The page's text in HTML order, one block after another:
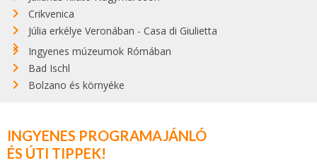
Crikvenica
Júlia erkélye Veronában - Casa di Giulietta
Ingyenes múzeumok Rómában
Bad Ischl
Bolzano és környéke
INGYENES PROGRAMAJÁNLÓ
ÉS ÚTI TIPPEK!